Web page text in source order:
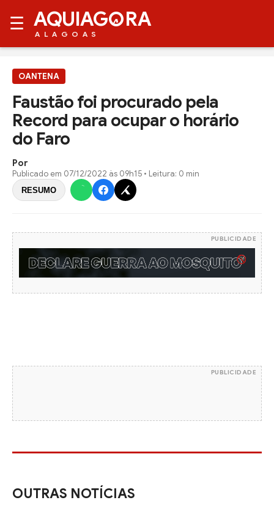
☰ AQUIAG RA
ALAGOAS
OANTENA
Faustão foi procurado pela
Record para ocupar o horário
do Faro
Por
Publicado em 07/12/2022 às 09h15 • Leitura: 0 min
RESUMO
PUBLICIDADE
PUBLICIDADE
OUTRAS NOTÍCIAS